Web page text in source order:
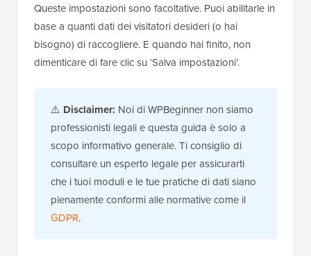
Queste impostazioni sono facoltative. Puoi abilitarle in
base a quanti dati dei visitatori desideri (o hai
bisogno) di raccogliere. E quando hai finito, non
dimenticare di fare clic su ‘Salva impostazioni’.
⚠️ Disclaimer: Noi di WPBeginner non siamo
professionisti legali e questa guida è solo a
scopo informativo generale. Ti consiglio di
consultare un esperto legale per assicurarti
che i tuoi moduli e le tue pratiche di dati siano
pienamente conformi alle normative come il
GDPR.